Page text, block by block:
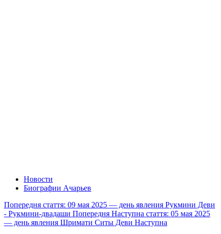
Новости
Биографии Ачарьев
Попередня стаття: 09 мая 2025 — день явления Рукмини Деви
- Рукмини-двадаши Попередня Наступна стаття: 05 мая 2025
— день явления Шримати Ситы Деви Наступна